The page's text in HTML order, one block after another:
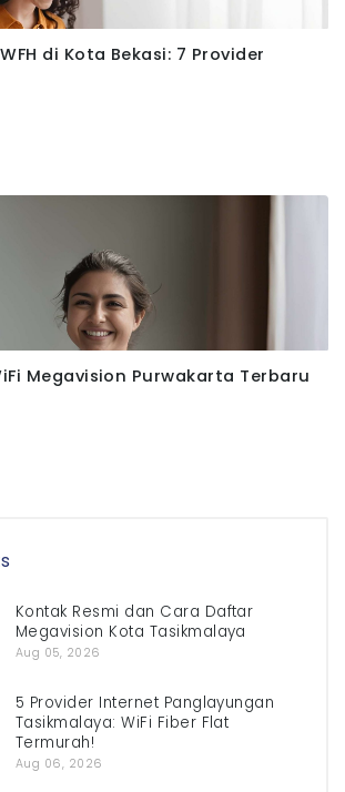
di Kota Bekasi: 7 Provider
Megavision Purwakarta Terbaru
Kontak Resmi dan Cara Daftar
Megavision Kota Tasikmalaya
Aug 05, 2026
5 Provider Internet Panglayungan
Tasikmalaya: WiFi Fiber Flat
Termurah!
Aug 06, 2026